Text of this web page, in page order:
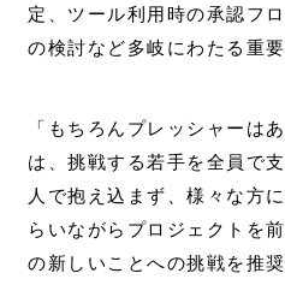
定、ツール利用時の承認フ
の検討など多岐にわたる重
「もちろんプレッシャーは
は、挑戦する若手を全員で
人で抱え込まず、様々な方
らいながらプロジェクトを
の新しいことへの挑戦を推